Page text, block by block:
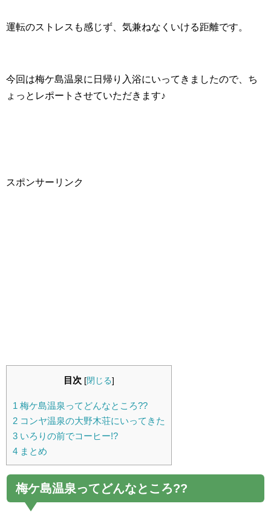
運転のストレスも感じず、気兼ねなくいける距離です。
今回は梅ケ島温泉に日帰り入浴にいってきましたので、ち
ょっとレポートさせていただきます♪
スポンサーリンク
目次 [閉じる]
1 梅ケ島温泉ってどんなところ??
2 コンヤ温泉の大野木荘にいってきた
3 いろりの前でコーヒー!?
4 まとめ
梅ケ島温泉ってどんなところ??